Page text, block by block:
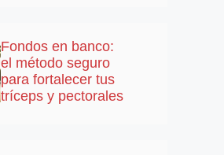
Fondos en banco:
el método seguro
para fortalecer tus
tríceps y pectorales